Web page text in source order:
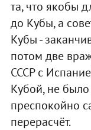
та, что якобы
до Кубы, а
Кубы -
потом две
СССР с
Кубой, не
преспокойно
перерасчёт.